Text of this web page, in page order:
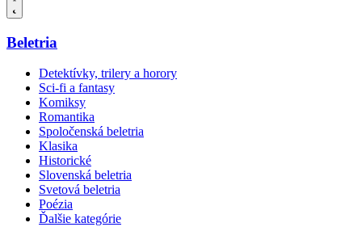
Beletria
Detektívky, trilery a horory
Sci-fi a fantasy
Komiksy
Romantika
Spoločenská beletria
Klasika
Historické
Slovenská beletria
Svetová beletria
Poézia
Ďalšie kategórie